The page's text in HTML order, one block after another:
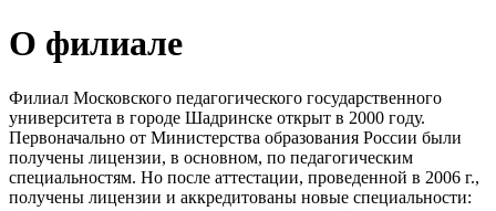
О филиале
Филиал Московского педагогического государственного
университета в городе Шадринске открыт в 2000 году.
Первоначально от Министерства образования России были
получены лицензии, в основном, по педагогическим
специальностям. Но после аттестации, проведенной в 2006 г.,
получены лицензии и аккредитованы новые специальности: